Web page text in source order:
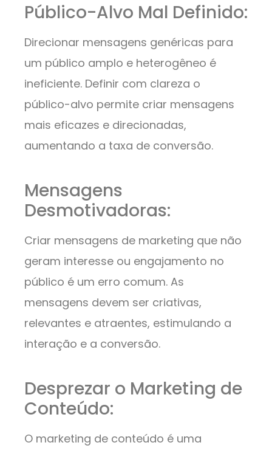
Público-Alvo Mal Definido:
Direcionar mensagens genéricas para
um público amplo e heterogêneo é
ineficiente. Definir com clareza o
público-alvo permite criar mensagens
mais eficazes e direcionadas,
aumentando a taxa de conversão.
Mensagens
Desmotivadoras:
Criar mensagens de marketing que não
geram interesse ou engajamento no
público é um erro comum. As
mensagens devem ser criativas,
relevantes e atraentes, estimulando a
interação e a conversão.
Desprezar o Marketing de
Conteúdo:
O marketing de conteúdo é uma